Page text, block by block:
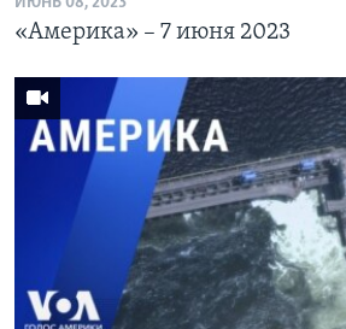
«Америка» – 7 июня 2023